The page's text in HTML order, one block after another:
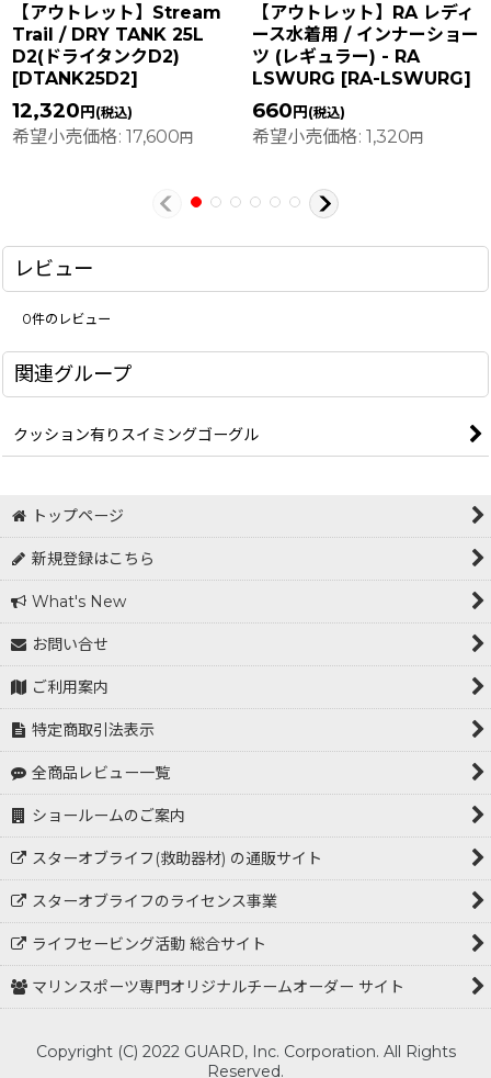
【アウトレット】Stream
Trail / DRY TANK 25L
D2(ドライタンクD2)
[DTANK25D2]
12,320円(税込)
希望小売価格: 17,600円
【アウトレット】RA レディ
ース水着用 / インナーショー
ツ (レギュラー) - RA
LSWURG [RA-LSWURG]
660円(税込)
希望小売価格: 1,320円
レビュー
0件のレビュー
関連グループ
クッション有りスイミングゴーグル
トップページ
新規登録はこちら
What's New
お問い合せ
ご利用案内
特定商取引法表示
全商品レビュー一覧
ショールームのご案内
スターオブライフ(救助器材) の通販サイト
スターオブライフのライセンス事業
ライフセービング活動 総合サイト
マリンスポーツ専門オリジナルチームオーダー サイト
Copyright (C) 2022 GUARD, Inc. Corporation. All Rights
Reserved.